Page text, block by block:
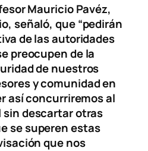
Mauricio Pavéz,
señaló, que “pedirán
de las autoridades
preocupen de la
de nuestros
y comunidad en
así concurriremos al
descartar otras
se superen estas
que nos